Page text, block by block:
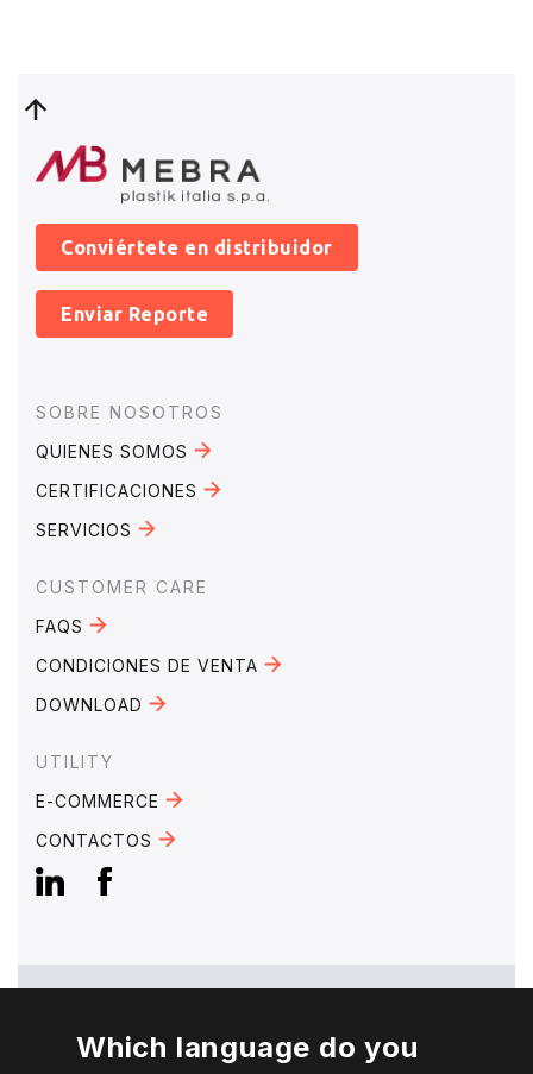
Conviértete en distribuidor
Enviar Reporte
Footer
SOBRE NOSOTROS
QUIENES SOMOS
CERTIFICACIONES
SERVICIOS
CUSTOMER CARE
FAQS
CONDICIONES DE VENTA
DOWNLOAD
UTILITY
E-COMMERCE
CONTACTOS
EMAIL: mebra@mebra.it
Which language do you